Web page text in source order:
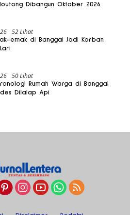
Dibangun Oktober 2026
52 Lihat
emak di Banggai Jadi Korban
50 Lihat
Rumah Warga di Banggai
Dilalap Api